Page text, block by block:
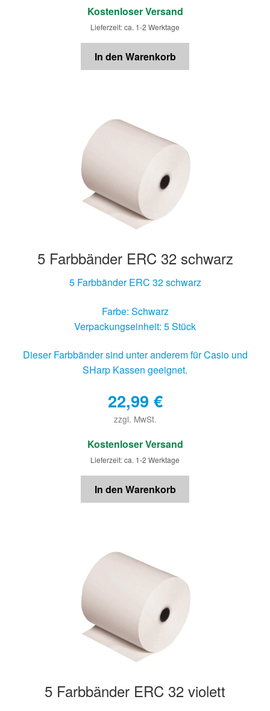
Kostenloser Versand
Lieferzeit: ca. 1-2 Werktage
In den Warenkorb
5 Farbbänder ERC 32 schwarz
5 Farbbänder ERC 32 schwarz
Farbe: Schwarz
Verpackungseinheit: 5 Stück
Dieser Farbbänder sind unter anderem für Casio und
SHarp Kassen geeignet.
22,99 €
zzgl. MwSt.
€
Kostenloser Versand
Lieferzeit: ca. 1-2 Werktage
In den Warenkorb
5 Farbbänder ERC 32 violett